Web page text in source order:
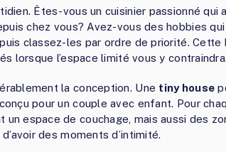
Êtes-vous un cuisinier passionné qui a
chez vous? Avez-vous des hobbies
classez-les par ordre de priorité. Cette
lorsque l’espace limité vous y contraindra.
la conception. Une tiny house
pour un couple avec enfant. Pour
espace de couchage, mais aussi des
des moments d’intimité.